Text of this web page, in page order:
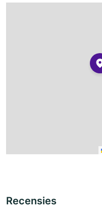
Recensies